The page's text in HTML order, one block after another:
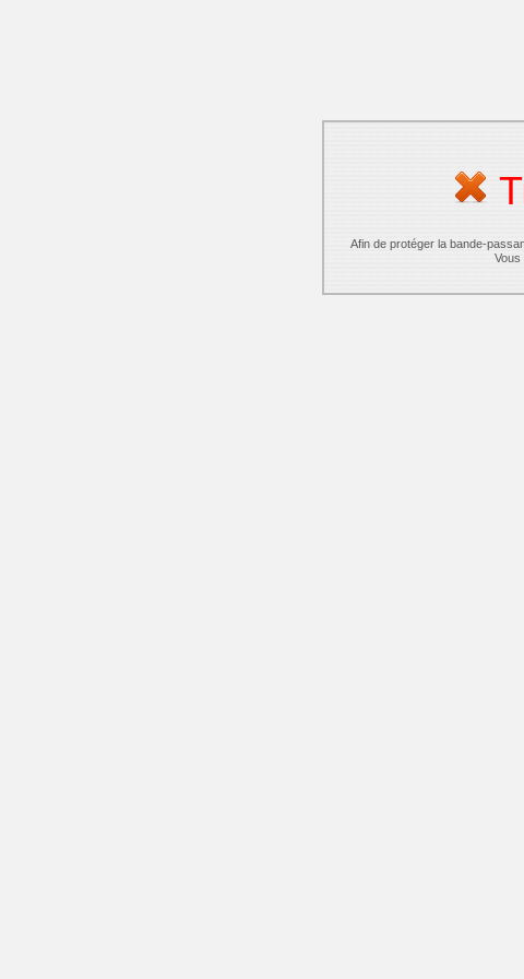
Afin de protéger la bande-
Vous